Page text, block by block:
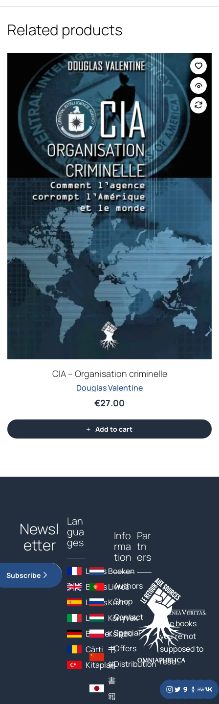
Related products
CIA – Organisation criminelle
Douglas Valentine
€27.00
Add to cart
Newsl
etter
Subscribe
Lan
gua
ges
Livres
Books
Libros
Libri
Bücher
Cărți
Kitaplar
Boeken
Livros
Книги
Könyvek
Książki
书
籍
書
籍
Info
rma
tion
Authors
Shop
Contact
Special
Offers
Distribution
Par
tn
ers
The books
you’re not
supposed to
read…